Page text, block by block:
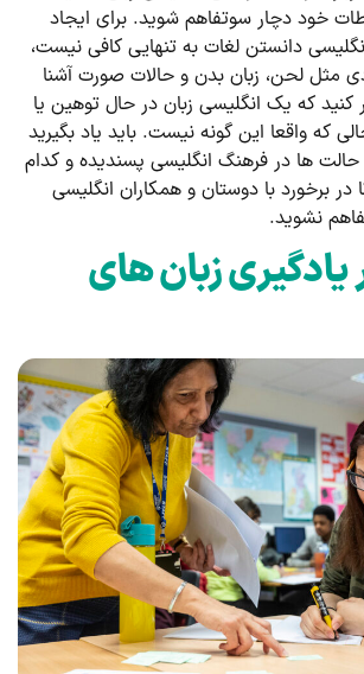
خود دچار سوتفاهم شوید. برای ایجاد
دانستن لغات به تنهایی کافی نیست،
مثل لحن، زبان بدن و حالات صورت آشنا
که یک انگلیسی زبان در حال توهین یا
که واقعا این گونه نیست. باید یاد بگیرید
­ها در فرهنگ انگلیسی پسندیده و کدام
برخورد با دوستان و همکاران انگلیسی
نشوید.
زبان های